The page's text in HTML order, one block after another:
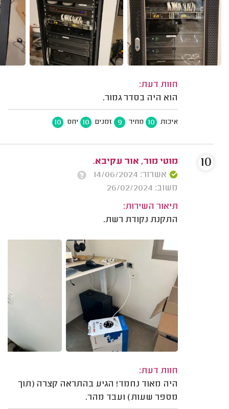
חוות דעת:
הוא היה בסדר גמור.
איכות 10 מחיר 9 זמנים 10 יחס 10
מוטי מור, אור עקיבא.
אשרור: 14/06/2024
משוב: 26/02/2024
תיאור השירות:
התקנת נקודת רשת.
חוות דעת:
היה מאוד נחמד! הגיע בהתראה קצרה (תוך
מספר שעות) ועבד מהר.
10